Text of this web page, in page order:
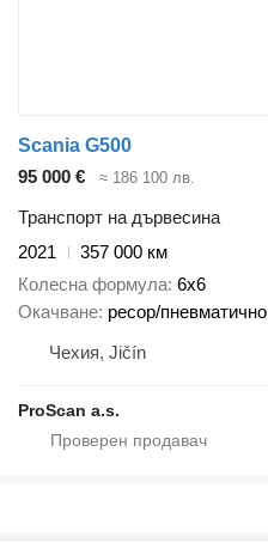
Scania G500
95 000 €
≈ 186 100 лв.
Транспорт на дървесина
2021
357 000 км
Колесна формула 6x6
Окачване ресор/пневматично
Чехия, Jičín
ProScan a.s.